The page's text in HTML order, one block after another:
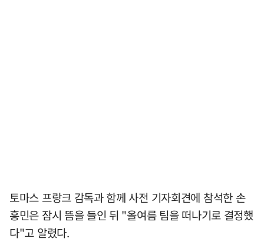
토마스 프랑크 감독과 함께 사전 기자회견에 참석한 손
흥민은 잠시 뜸을 들인 뒤 "올여름 팀을 떠나기로 결정했
다"고 알렸다.